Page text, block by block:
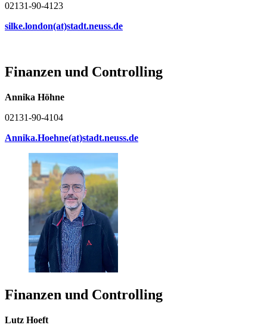
02131-90-4123
silke.london(at)stadt.neuss.de
Finanzen und Controlling
Annika Höhne
02131-90-4104
Annika.Hoehne(at)stadt.neuss.de
Finanzen und Controlling
Lutz Hoeft